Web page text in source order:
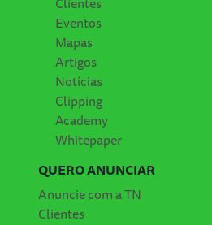
Eventos
Mapas
Artigos
Notícias
Clipping
Academy
Whitepaper
QUERO ANUNCIAR
Anuncie com a TN
Clientes